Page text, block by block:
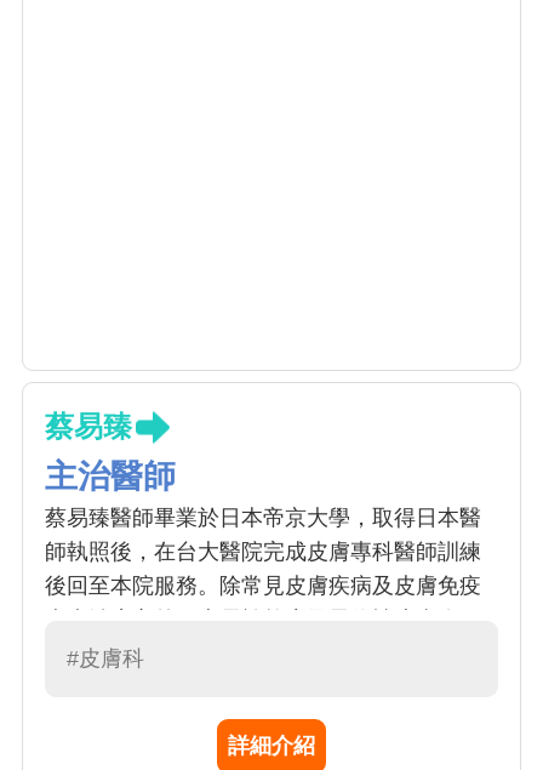
蔡易臻
主治醫師
蔡易臻醫師畢業於日本帝京大學，取得日本醫
師執照後，在台大醫院完成皮膚專科醫師訓練
後回至本院服務。除常見皮膚疾病及皮膚免疫
包含傳統藥物、照光及最新之生物製劑治療。
包括：痘疤整型、雷射除痣除斑（溶脂、磨
皮、美白淨膚）、微血管擴張及血管瘤雷射、
#皮膚科
詳細介紹